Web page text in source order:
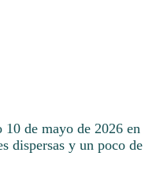
de mayo de 2026 en
dispersas y un poco de